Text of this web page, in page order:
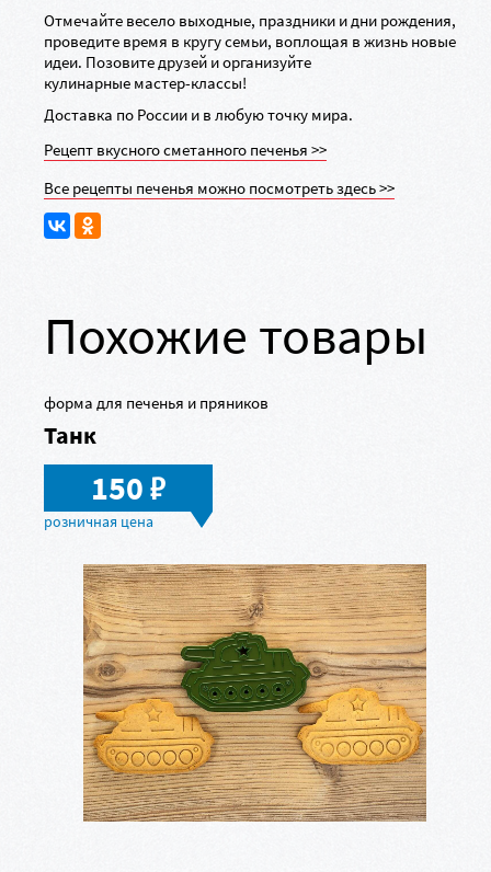
Отмечайте весело выходные, праздники и дни рождения,
проведите время в кругу семьи, воплощая в жизнь новые
идеи. Позовите друзей и организуйте
кулинарные мастер-классы!
Доставка по России и в любую точку мира.
Рецепт вкусного сметанного печенья >>
Все рецепты печенья можно посмотреть здесь >>
Похожие товары
форма для печенья и пряников
Танк
150в